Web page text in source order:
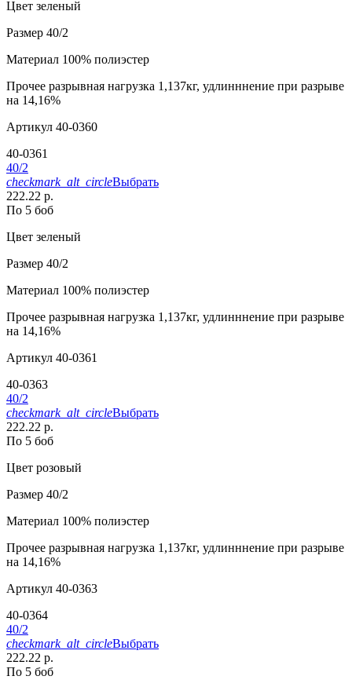
Цвет зеленый
Размер 40/2
Материал 100% полиэстер
Прочее разрывная нагрузка 1,137кг, удлинннение при разрыве
на 14,16%
Артикул 40-0360
40-0361
40/2
checkmark_alt_circleВыбрать
222.22 р.
По 5 боб
Цвет зеленый
Размер 40/2
Материал 100% полиэстер
Прочее разрывная нагрузка 1,137кг, удлинннение при разрыве
на 14,16%
Артикул 40-0361
40-0363
40/2
checkmark_alt_circleВыбрать
222.22 р.
По 5 боб
Цвет розовый
Размер 40/2
Материал 100% полиэстер
Прочее разрывная нагрузка 1,137кг, удлинннение при разрыве
на 14,16%
Артикул 40-0363
40-0364
40/2
checkmark_alt_circleВыбрать
222.22 р.
По 5 боб